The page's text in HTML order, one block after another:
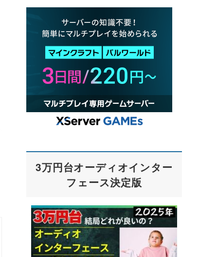
3万円台オーディオインター
フェース決定版